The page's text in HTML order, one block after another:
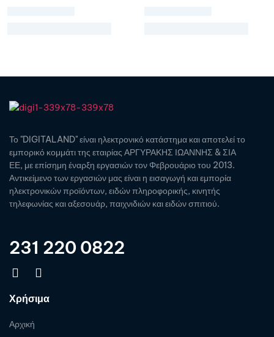
Το "DIGITALAND" είναι ηλεκτρονικό κατάστημα και αποτελεί το
εμπορικό κομμάτι της εταιρίας ΑΡΓΥΡΑΚΗΣ ΙΩΑΝΝΗΣ & ΣΙΑ
ΕΕ, με επίσημη έναρξη εργασιών τον Φεβρουάριο του 2013.
Αντικείμενο των εργασιών μας είναι η εισαγωγή και εμπορία
ηλεκτρονικών προϊόντων, ειδών πληροφορικής, κινητής
τηλεφωνίας και αξεσουάρ, παιχνιδιών και ειδών σπιτιού.
231 220 0822
Χρήσιμα
Αρχική